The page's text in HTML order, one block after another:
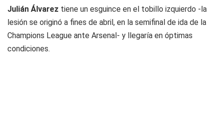
Julián Álvarez tiene un esguince en el tobillo izquierdo -la
lesión se originó a fines de abril, en la semifinal de ida de la
Champions League ante Arsenal- y llegaría en óptimas
condiciones.